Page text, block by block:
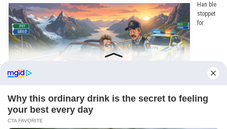
Han ble
stoppet
for
råkjøring. Grunnen? Jeg ler så tårene triller!